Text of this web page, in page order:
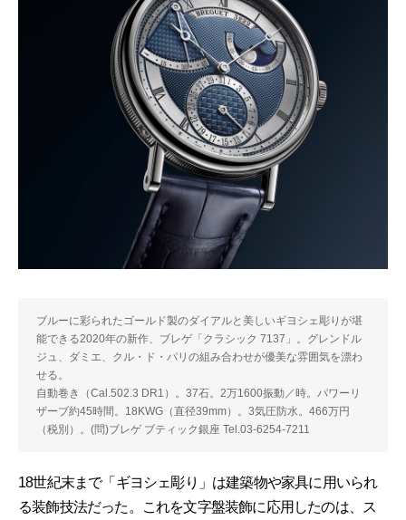
ブルーに彩られたゴールド製のダイアルと美しいギヨシェ彫りが堪
能できる2020年の新作、ブレゲ「クラシック 7137」。グレンドル
ジュ、ダミエ、クル・ド・パリの組み合わせが優美な雰囲気を漂わ
せる。
自動巻き（Cal.502.3 DR1）。37石。2万1600振動／時。パワーリ
ザーブ約45時間。18KWG（直径39mm）。3気圧防水。466万円
（税別）。(問)ブレゲ ブティック銀座 Tel.03-6254-7211
18世紀末まで「ギヨシェ彫り」は建築物や家具に用いられ
る装飾技法だった。これを文字盤装飾に応用したのは、ス